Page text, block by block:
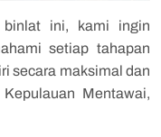
binlat ini, kami ingin
setiap tahapan
secara maksimal dan
Mentawai,